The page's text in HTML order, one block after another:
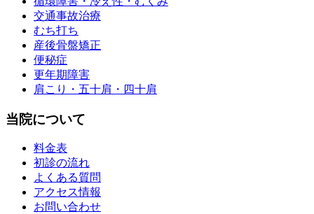
交通事故治療
むち打ち
産後骨盤矯正
便秘症
更年期障害
肩こり・五十肩・四十肩
当院について
料金表
初診の流れ
よくある質問
アクセス情報
お問い合わせ